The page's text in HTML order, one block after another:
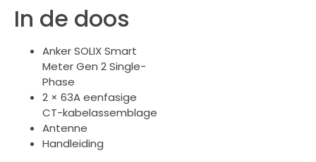
In de doos
Anker SOLIX Smart
Meter Gen 2 Single-
Phase
2 × 63A eenfasige
CT-kabelassemblage
Antenne
Handleiding